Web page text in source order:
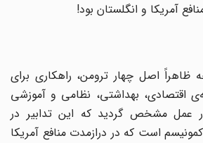
آمریکا و انگلستان بود!
اصل چهار ترومن، راهکاری برای
اقتصادی، بهداشتی، نظامی و آموزشی
عمل مشخص گردید که این تدابیر در
است که در درازمدت منافع آمریکا